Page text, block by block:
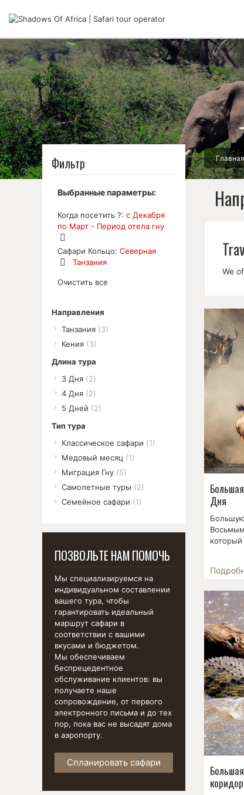
Главная
We
Дня
Фильтр
Выбранные параметры:
Когда посетить ?: с Декабря
по Март - Период отела гну
Удалить
позицию
Сафари Кольцо: Северная
Танзания
позицию
Очистить все
Направления
Танзания (3)
Кения (3)
Длина тура
3 Дня (2)
4 Дня (2)
5 Дней (2)
Тип тура
Классическое сафари (1)
Медовый месяц (1)
Миграция Гну (5)
Самолетные туры (2)
Семейное сафари (1)
ПОЗВОЛЬТЕ НАМ ПОМОЧЬ
Мы специализируемся на
индивидуальном составлении
вашего тура, чтобы
гарантировать идеальный
маршрут сафари в
соответствии с вашими
вкусами и бюджетом.
Мы обеспечиваем
беспрецедентное
обслуживание клиентов: вы
получаете наше
сопровождение, от первого
электронного письма и до тех
пор, пока вас не высадят дома
в аэропорту.
Спланировать сафари